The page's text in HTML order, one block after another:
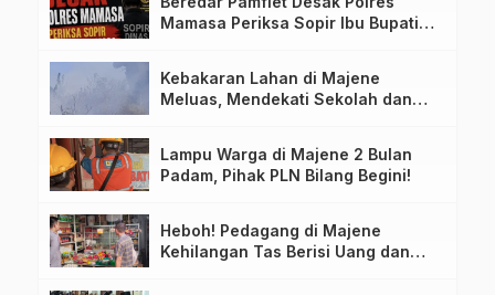
Mamasa Periksa Sopir Ibu Bupati
Kebakaran Lahan di Majene
Meluas, Mendekati Sekolah dan
Lampu Warga di Majene 2 Bulan
Padam, Pihak PLN Bilang Begini!
Heboh! Pedagang di Majene
Kehilangan Tas Berisi Uang dan